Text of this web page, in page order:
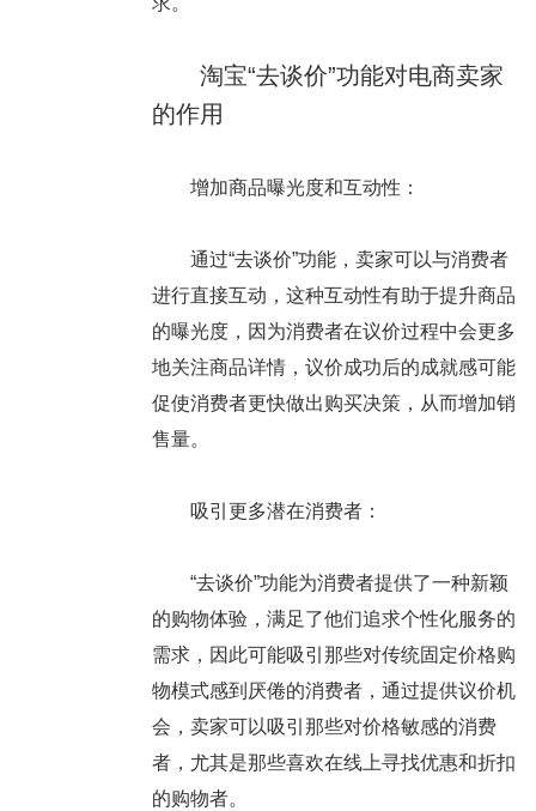
淘宝“去谈价”功能对电商卖家
的作用
增加商品曝光度和互动性 ：
通过“去谈价”功能，卖家可以与消费者
进行直接互动，这种互动性有助于提升商品
的曝光度，因为消费者在议价过程中会更多
地关注商品详情，议价成功后的成就感可能
促使消费者更快做出购买决策，从而增加销
售量。
吸引更多潜在消费者：
“去谈价”功能为消费者提供了一种新颖
的购物体验，满足了他们追求个性化服务的
需求，因此可能吸引那些对传统固定价格购
物模式感到厌倦的消费者，通过提供议价机
会，卖家可以吸引那些对价格敏感的消费
者，尤其是那些喜欢在线上寻找优惠和折扣
的购物者。